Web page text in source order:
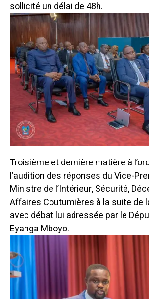
sollicité un délai de 48h.
Troisième et dernière matière à
l’audition des réponses du Vice-
Ministre de l’Intérieur, Sécurité,
Affaires Coutumières à la suite de
avec débat lui adressée par le
Eyanga Mboyo.